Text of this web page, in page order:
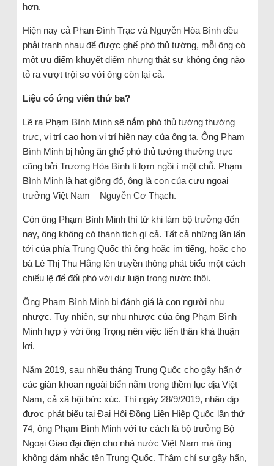
hơn.
Hiện nay cả Phan Đình Trạc và Nguyễn Hòa Bình đều
phải tranh nhau để được ghế phó thủ tướng, mỗi ông có
một ưu điểm khuyết điểm nhưng thật sự không ông nào
tỏ ra vượt trội so với ông còn lại cả.
Liệu có ứng viên thứ ba?
Lẽ ra Phạm Bình Minh sẽ nắm phó thủ tướng thường
trực, vị trí cao hơn vị trí hiện nay của ông ta. Ông Phạm
Bình Minh bị hỏng ăn ghế phó thủ tướng thường trực
cũng bởi Trương Hòa Bình lì lợm ngồi ì một chỗ. Phạm
Bình Minh là hạt giống đỏ, ông là con của cựu ngoại
trưởng Việt Nam – Nguyễn Cơ Thạch.
Còn ông Phạm Bình Minh thì từ khi làm bộ trưởng đến
nay, ông không có thành tích gì cả. Tất cả những lần lấn
tới của phía Trung Quốc thì ông hoặc im tiếng, hoặc cho
bà Lê Thị Thu Hằng lên truyền thông phát biểu một cách
chiếu lệ để đối phó với dư luận trong nước thôi.
Ông Phạm Bình Minh bị đánh giá là con người nhu
nhược. Tuy nhiên, sự nhu nhược của ông Phạm Bình
Minh hợp ý với ông Trọng nên việc tiến thân khá thuận
lợi.
Năm 2019, sau nhiều tháng Trung Quốc cho gây hấn ở
các giàn khoan ngoài biển nằm trong thềm lục địa Việt
Nam, cả xã hội bức xúc. Thì ngày 28/9/2019, nhân dịp
được phát biểu tại Đại Hội Đồng Liên Hiệp Quốc lần thứ
74, ông Phạm Bình Minh với tư cách là bộ trưởng Bộ
Ngoại Giao đại điện cho nhà nước Việt Nam mà ông
không dám nhắc tên Trung Quốc. Thậm chí sự gây hấn,